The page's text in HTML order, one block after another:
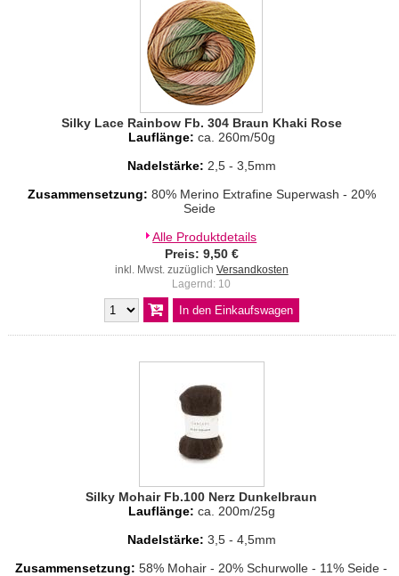
Silky Lace Rainbow Fb. 304 Braun Khaki Rose
Lauflänge: ca. 260m/50g
Nadelstärke: 2,5 - 3,5mm
Zusammensetzung: 80% Merino Extrafine Superwash - 20%
Seide
Alle Produktdetails
Preis: 9,50 €
inkl. Mwst. zuzüglich Versandkosten
Lagernd: 10
Silky Mohair Fb.100 Nerz Dunkelbraun
Lauflänge: ca. 200m/25g
Nadelstärke: 3,5 - 4,5mm
Zusammensetzung:58% Mohair - 20% Schurwolle - 11% Seide -